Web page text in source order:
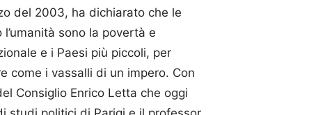
del 2003, ha dichiarato che le
sono la povertà e
e i Paesi più piccoli, per
come i vassalli di un impero. Con
Consiglio Enrico Letta che oggi